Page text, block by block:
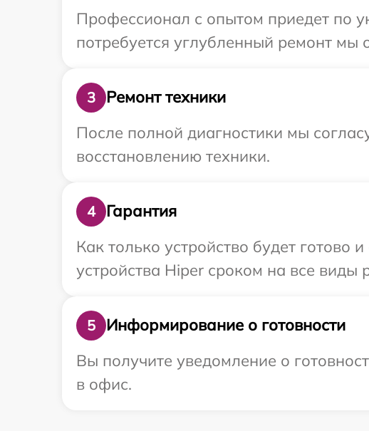
Профессионал с опытом приедет по
потребуется углубленный ремонт мы
3
Ремонт техники
После полной диагностики мы
восстановлению техники.
4
Гарантия
Как только устройство будет
устройства Hiper сроком на все виды
5
Информирование о готовности
Вы получите уведомление о
в офис.